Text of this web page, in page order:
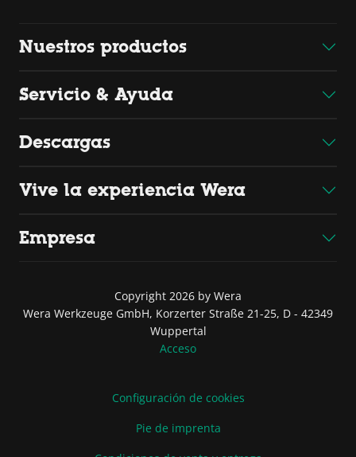
Nuestros productos
Servicio & Ayuda
Descargas
Vive la experiencia Wera
Empresa
Copyright 2026 by Wera
Wera Werkzeuge GmbH, Korzerter Straße 21-25, D - 42349
Wuppertal
Acceso
Configuración de cookies
Pie de imprenta